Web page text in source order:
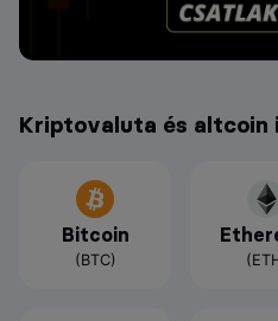
Kriptovaluta és altcoin
Bitcoin
(BTC)